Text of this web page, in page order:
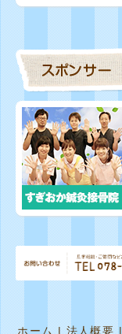
ホーム|法人概要|